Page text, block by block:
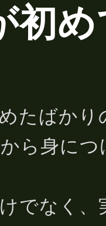
初
たばか
ら身に
でなく